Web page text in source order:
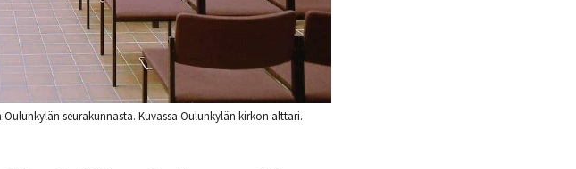
seurakunnasta. Kuvassa Oulunkylän kirkon alttari.